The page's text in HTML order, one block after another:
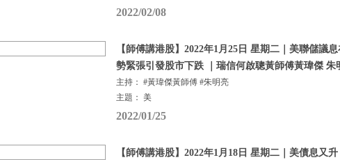
2022/02/08
【師傅講港股】2022年1月25日 星期二｜美聯儲議
勢緊張引發股市下跌 ｜瑞信何啟聰黃師傅黃瑋傑 朱
主持： #黃瑋傑黃師傅 #朱明亮
主題： 美
2022/01/25
【師傅講港股】2022年1月18日 星期二｜美債息又